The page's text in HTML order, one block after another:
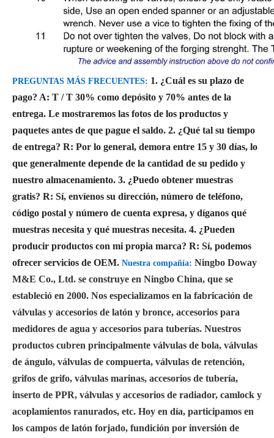
PREGUNTAS MÁS FRECUENTES: 1. ¿Cuál es su plazo de
pago? A: T / T 30% como depósito y 70% antes de la
entrega. Le mostraremos las fotos de los productos y
paquetes antes de que pague el saldo. 2. ¿Qué tal su tiempo
de entrega? R: Por lo general, demora entre 15 y 30 días, lo
que generalmente depende de la cantidad de su pedido y
nuestro almacenamiento. 3. ¿Puedo obtener muestras
gratis? R: Sí, envíenos su dirección, número de teléfono,
código postal y número de cuenta expresa, y díganos qué
muestras necesita y qué muestras necesita. 4. ¿Pueden
producir productos con mi propia marca? R: Sí, podemos
ofrecer servicios de OEM. Nuestra compañía: Ningbo Doway
M&E Co., Ltd. se construye en Ningbo China, que se
estableció en 2000. Nos especializamos en la fabricación de
válvulas y accesorios de latón y bronce, accesorios para
medidores de agua y accesorios para tuberías. Nuestros
productos cubren principalmente válvulas de bola, válvulas
de ángulo, válvulas de compuerta, válvulas de retención,
grifos de grifo, válvulas marinas, accesorios de tubería,
inserto de PPR, válvulas y accesorios de radiador, camlock y
acoplamientos ranurados, etc. Hoy en día, participamos en
los campos de latón forjado, fundición por inversión de